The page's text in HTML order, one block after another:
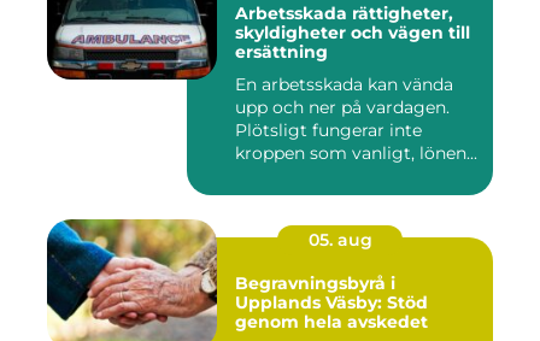
Arbetsskada rättigheter,
skyldigheter och vägen till
ersättning
En arbetsskada kan vända
upp och ner på vardagen.
Plötsligt fungerar inte
kroppen som vanligt, lönen...
05. aug
Begravningsbyrå i
Upplands Väsby: Stöd
genom hela avskedet